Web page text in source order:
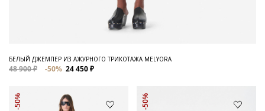
БЕЛЫЙ ДЖЕМПЕР ИЗ АЖУРНОГО ТРИКОТАЖА MELYORA
48 900 ₽ -50% 24 450 ₽
-50% -50%